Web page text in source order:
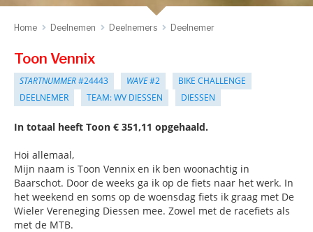
Home Deelnemen Deelnemers Deelnemer
Toon Vennix
STARTNUMMER#24443 WAVE#2
BIKE CHALLENGE
DEELNEMER
TEAM: WV DIESSEN DIESSEN
In totaal heeft Toon € 351,11 opgehaald.
Hoi allemaal,
Mijn naam is Toon Vennix en ik ben woonachtig in
Baarschot. Door de weeks ga ik op de fiets naar het werk. In
het weekend en soms op de woensdag fiets ik graag met De
Wieler Vereneging Diessen mee. Zowel met de racefiets als
met de MTB.